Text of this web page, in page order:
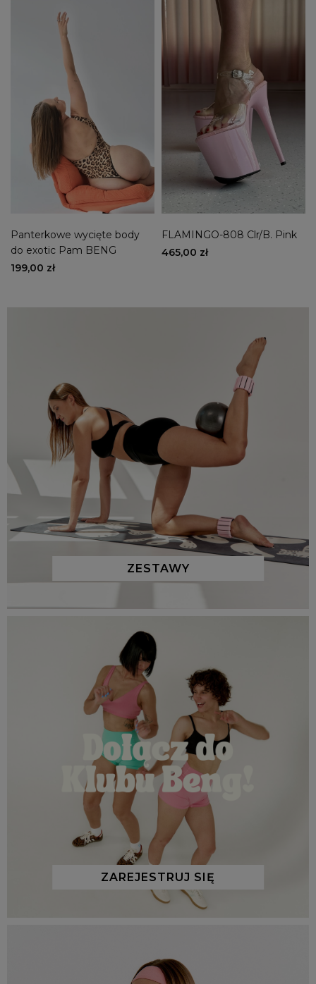
Panterkowe wycięte body
do exotic Pam BENG
199,00 zł
FLAMINGO-808 Clr/B. Pink
465,00 zł
ZESTAWY
ZAREJESTRUJ SIĘ